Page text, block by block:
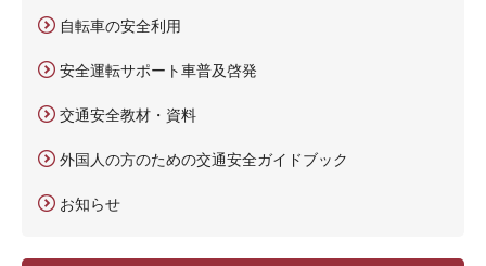
自転車の安全利用
安全運転サポート車普及啓発
交通安全教材・資料
外国人の方のための交通安全ガイドブック
お知らせ